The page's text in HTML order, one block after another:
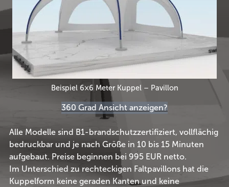
Beispiel 6×6 Meter Kuppel – Pavillon
360 Grad Ansicht anzeigen?
Alle Modelle sind B1-brandschutzzertifiziert, vollflächig
bedruckbar und je nach Größe in 10 bis 15 Minuten
aufgebaut. Preise beginnen bei 995 EUR netto.
Im Unterschied zu rechteckigen Faltpavillons hat die
Kuppelform keine geraden Kanten und keine